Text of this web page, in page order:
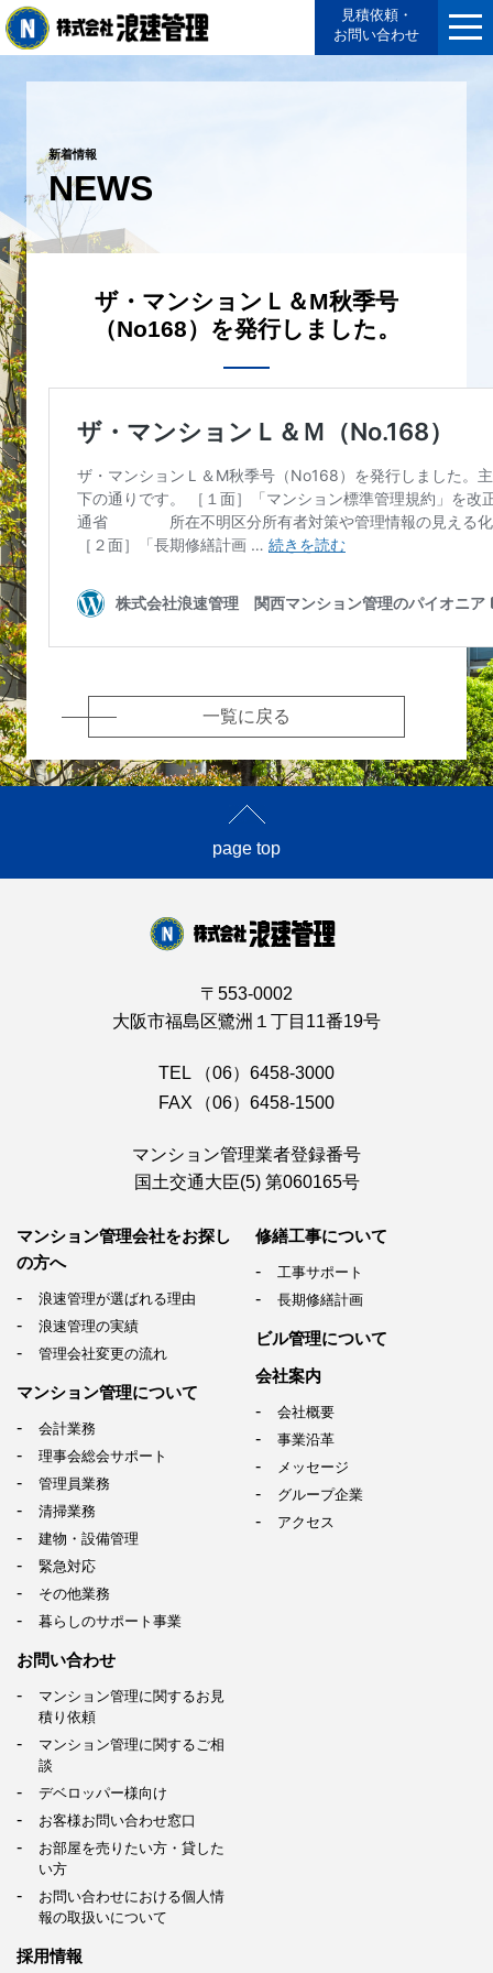
見積依頼・
お問い合わせ
新着情報
NEWS
ザ・マンションＬ＆M秋季号
（No168）を発行しました。
一覧に戻る
page top
〒553-0002
大阪市福島区鷺洲１丁目11番19号
TEL
（06）6458-3000
FAX
（06）6458-1500
マンション管理業者登録番号
国土交通大臣(5) 第060165号
マンション管理会社をお探し
の方へ
浪速管理が選ばれる理由
浪速管理の実績
管理会社変更の流れ
マンション管理について
会計業務
理事会総会サポート
管理員業務
清掃業務
建物・設備管理
緊急対応
その他業務
暮らしのサポート事業
修繕工事について
工事サポート
長期修繕計画
ビル管理について
会社案内
会社概要
事業沿革
メッセージ
グループ企業
アクセス
お問い合わせ
マンション管理に関するお見
積り依頼
マンション管理に関するご相
談
デベロッパー様向け
お客様お問い合わせ窓口
お部屋を売りたい方・貸した
い方
お問い合わせにおける個人情
報の取扱いについて
採用情報